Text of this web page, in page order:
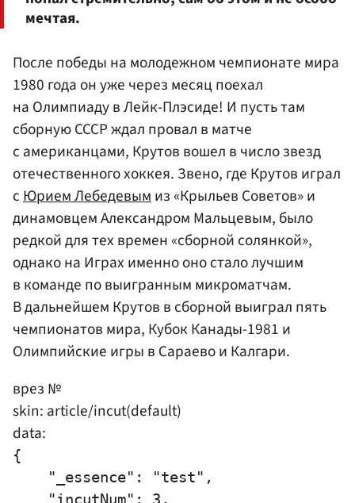
мечтая.
После победы на молодежном чемпионате мира
1980 года он уже через месяц поехал
на Олимпиаду в Лейк-Плэсиде! И пусть там
сборную СССР ждал провал в матче
с американцами, Крутов вошел в число звезд
отечественного хоккея. Звено, где Крутов играл
сЮрием Лебедевымиз «Крыльев Советов» и
динамовцем Александром Мальцевым, было
редкой для тех времен «сборной солянкой»,
однако на Играх именно оно стало лучшим
в команде по выигранным микроматчам.
В дальнейшем Крутов в сборной выиграл пять
чемпионатов мира, Кубок Канады-1981 и
Олимпийские игры в Сараево и Калгари.
врез №
skin: article/incut(default)
data:
{
    "_essence": "test",